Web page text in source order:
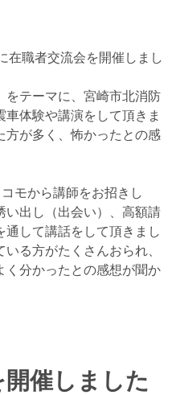
在職者交流会を開催しまし
をテーマに、宮崎市北消防
体験や講演をして頂きま
方が多く、怖かったとの感
見守る方達
モから講師をお招きし
い出し（出会い）、高額請
して講話をして頂きまし
る方がたくさんおられ、
く分かったとの感想が聞か
催しました